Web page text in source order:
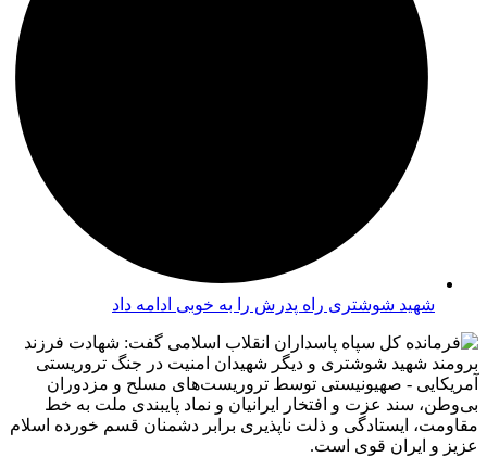
شهید شوشتری راه پدرش را به خوبی ادامه داد